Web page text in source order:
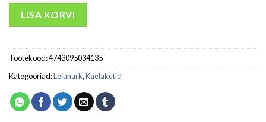
LISA KORVI
Tootekood:4743095034135
Kategooriad:Leiunurk,Kaelaketid